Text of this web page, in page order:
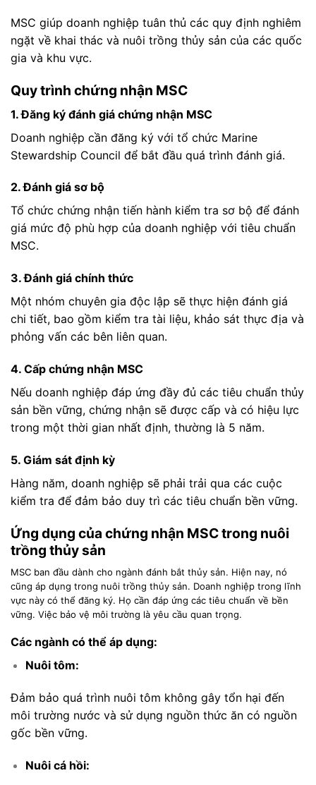
MSC giúp doanh nghiệp tuân thủ các quy định nghiêm
ngặt về khai thác và nuôi trồng thủy sản của các quốc
gia và khu vực.
Quy trình chứng nhận MSC
1. Đăng ký đánh giá chứng nhận MSC
Doanh nghiệp cần đăng ký với tổ chức Marine
Stewardship Council để bắt đầu quá trình đánh giá.
2. Đánh giá sơ bộ
Tổ chức chứng nhận tiến hành kiểm tra sơ bộ để đánh
giá mức độ phù hợp của doanh nghiệp với tiêu chuẩn
MSC.
3. Đánh giá chính thức
Một nhóm chuyên gia độc lập sẽ thực hiện đánh giá
chi tiết, bao gồm kiểm tra tài liệu, khảo sát thực địa và
phỏng vấn các bên liên quan.
4. Cấp chứng nhận MSC
Nếu doanh nghiệp đáp ứng đầy đủ các tiêu chuẩn thủy
sản bền vững, chứng nhận sẽ được cấp và có hiệu lực
trong một thời gian nhất định, thường là 5 năm.
5. Giám sát định kỳ
Hàng năm, doanh nghiệp sẽ phải trải qua các cuộc
kiểm tra để đảm bảo duy trì các tiêu chuẩn bền vững.
Ứng dụng của chứng nhận MSC trong nuôi
trồng thủy sản
MSC ban đầu dành cho ngành đánh bắt thủy sản. Hiện nay, nó
cũng áp dụng trong nuôi trồng thủy sản. Doanh nghiệp trong lĩnh
vực này có thể đăng ký. Họ cần đáp ứng các tiêu chuẩn về bền
vững. Việc bảo vệ môi trường là yêu cầu quan trọng.
Các ngành có thể áp dụng:
Nuôi tôm:
Đảm bảo quá trình nuôi tôm không gây tổn hại đến
môi trường nước và sử dụng nguồn thức ăn có nguồn
gốc bền vững.
Nuôi cá hồi: